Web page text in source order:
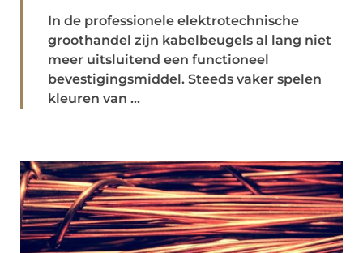
In de professionele elektrotechnische
groothandel zijn kabelbeugels al lang niet
meer uitsluitend een functioneel
bevestigingsmiddel. Steeds vaker spelen
kleuren van ...